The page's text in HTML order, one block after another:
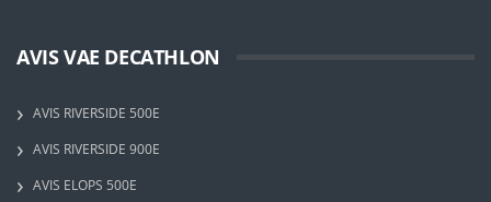
AVIS VAE DECATHLON
AVIS RIVERSIDE 500E
AVIS RIVERSIDE 900E
AVIS ELOPS 500E